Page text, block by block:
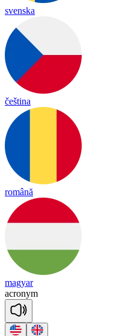
svenska
čeština
română
magyar
acronym